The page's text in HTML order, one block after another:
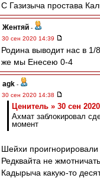
С Газизыча простава
Жентяй -
30 сен 2020 14:39
Родина выводит нас в 1/
же мы Енесею 0-4
agk -
30 сен 2020 14:38
Ценитель » 30 сен
Ахмат заблокировал
момент
Шейхи проигнорировали
Редквайта не
Кадырыча какую-то